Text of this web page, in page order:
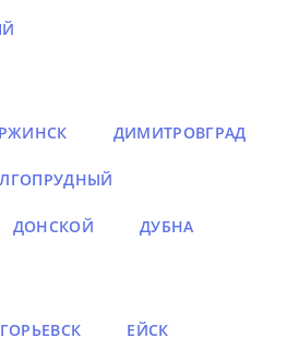
ДИМИТРОВГРАД
ДОНСКОЙ ДУБНА
ЕЙСК